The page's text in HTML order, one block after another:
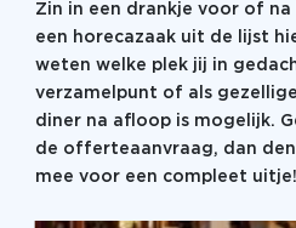
Zin in een drankje voor of na
een horecazaak uit de lijst
weten welke plek jij in
verzamelpunt of als
diner na afloop is mogelijk.
de offerteaanvraag, dan
mee voor een compleet uitje!